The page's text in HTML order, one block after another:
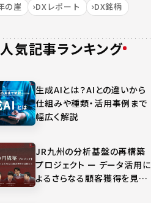
の崖
DXレポート DX銘柄
人気記事ランキング
生成AIとは？AIとの違いから
仕組みや種類・活用事例まで
幅広く解説
JR九州の分析基盤の再構築
プロジェクト ー データ活用に
よるさらなる顧客獲得を見据